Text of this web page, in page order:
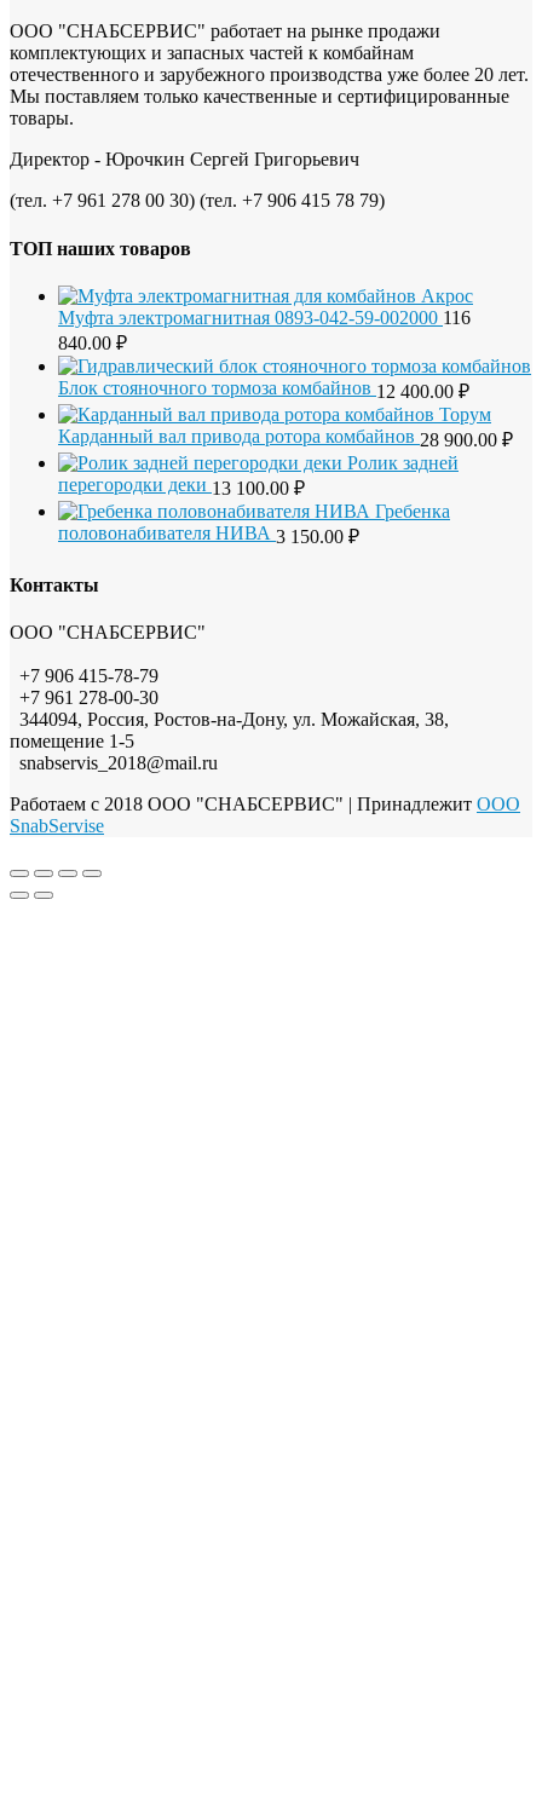
ООО "СНАБСЕРВИС" работает на рынке продажи
комплектующих и запасных частей к комбайнам
отечественного и зарубежного производства уже более 20 лет.
Мы поставляем только качественные и сертифицированные
товары.
Директор - Юрочкин Сергей Григорьевич
(тел. +7 961 278 00 30) (тел. +7 906 415 78 79)
ТОП наших товаров
Муфта электромагнитная 0893-042-59-002000 116
840.00 ₽
Блок стояночного тормоза комбайнов 12 400.00 ₽
Карданный вал привода ротора комбайнов 28 900.00 ₽
Ролик задней
перегородки деки 13 100.00 ₽
Гребенка
половонабивателя НИВА 3 150.00 ₽
Контакты
ООО "СНАБСЕРВИС"
+7 906 415-78-79
+7 961 278-00-30
344094, Россия, Ростов-на-Дону, ул. Можайская, 38,
помещение 1-5
snabservis_2018@mail.ru
Работаем с 2018 ООО "СНАБСЕРВИС" | Принадлежит OOO
SnabServise